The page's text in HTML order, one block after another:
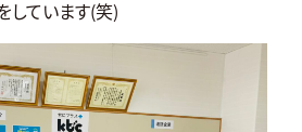
しています(笑)